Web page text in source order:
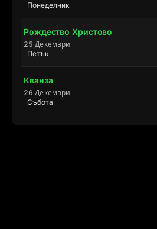
Понеделник
25 Декември
Петък
Рождество Христово
26 Декември
Събота
Кванза